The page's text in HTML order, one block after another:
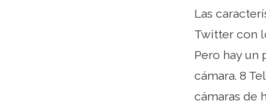
Las
Twitter con
Pero hay un
cámara. 8
cámaras de